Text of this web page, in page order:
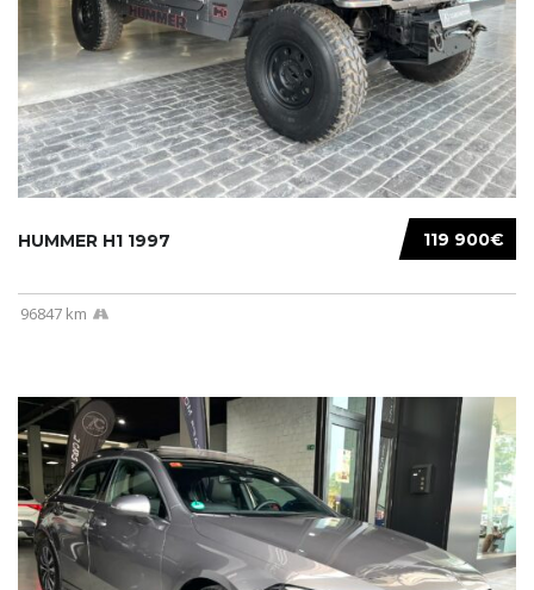
119 900€
HUMMER H1 1997
96847 km